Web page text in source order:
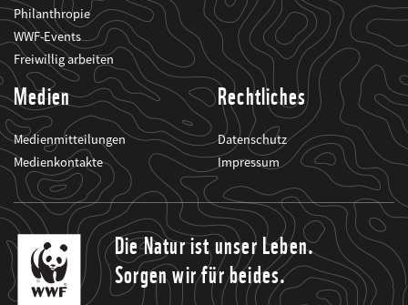
Philanthropie
WWF-Events
Freiwillig arbeiten
Medien
Medienmitteilungen
Medienkontakte
Rechtliches
Datenschutz
Impressum
Die Natur ist unser Leben.
Sorgen wir für beides.